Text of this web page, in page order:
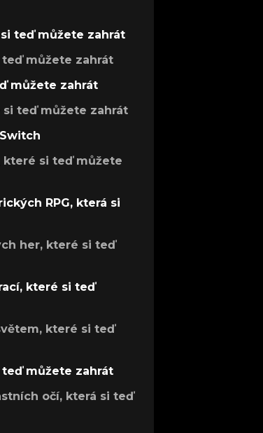
teď můžete zahrát
můžete zahrát
můžete zahrát
teď můžete zahrát
které si teď můžete
RPG, která si
her, které si teď
které si teď
které si teď
můžete zahrát
očí, která si teď